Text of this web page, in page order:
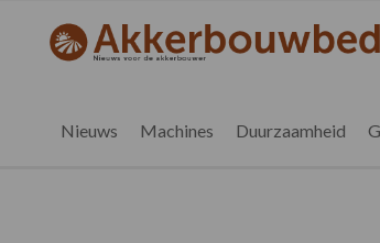
hoofdnavigatie
eerste
voettekst
akkerbouwbedrijf.be
Nieuws
Nieuws Machines Duurzaamheid